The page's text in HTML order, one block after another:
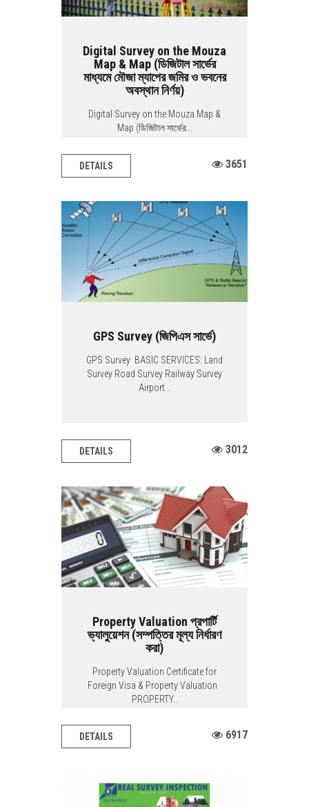
Digital Survey on the Mouza
Map & Map (ডিজিটাল সার্ভের
মাধ্যমে মৌজা ম্যাপের জমির ও ভবনের
অবস্থান নির্ণয়)
Digital Survey on the Mouza Map &
Map (ডিজিটাল সার্ভের...
DETAILS 3651
GPS Survey (জিপিএস সার্ভে)
GPS Survey BASIC SERVICES: Land
Survey Road Survey Railway Survey
Airport...
DETAILS 3012
Property Valuation প্রপার্টি
ভ্যালুয়েশন (সম্পত্তির মূল্য নির্ধারণ
করা)
Property Valuation Certificate for
Foreign Visa & Property Valuation
PROPERTY...
DETAILS 6917